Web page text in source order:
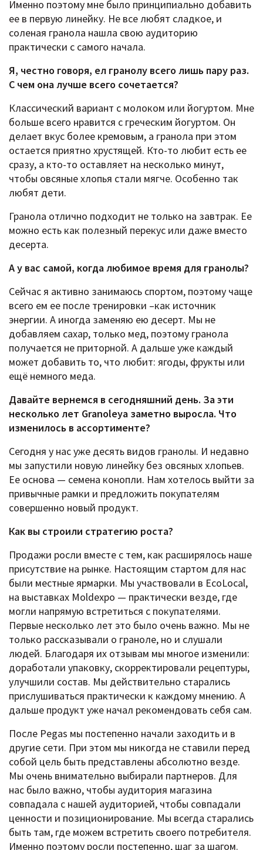
Именно поэтому мне было принципиально добавить
ее в первую линейку. Не все любят сладкое, и
соленая гранола нашла свою аудиторию
практически с самого начала.
Я, честно говоря, ел гранолу всего лишь пару раз.
С чем она лучше всего сочетается?
Классический вариант с молоком или йогуртом. Мне
больше всего нравится с греческим йогуртом. Он
делает вкус более кремовым, а гранола при этом
остается приятно хрустящей. Кто-то любит есть ее
сразу, а кто-то оставляет на несколько минут,
чтобы овсяные хлопья стали мягче. Особенно так
любят дети.
Гранола отлично подходит не только на завтрак. Ее
можно есть как полезный перекус или даже вместо
десерта.
А у вас самой, когда любимое время для гранолы?
Сейчас я активно занимаюсь спортом, поэтому чаще
всего ем ее после тренировки –как источник
энергии. А иногда заменяю ею десерт. Мы не
добавляем сахар, только мед, поэтому гранола
получается не приторной. А дальше уже каждый
может добавить то, что любит: ягоды, фрукты или
ещё немного меда.
Давайте вернемся в сегодняшний день. За эти
несколько лет Granoleya заметно выросла. Что
изменилось в ассортименте?
Сегодня у нас уже десять видов гранолы. И недавно
мы запустили новую линейку без овсяных хлопьев.
Ее основа — семена конопли. Нам хотелось выйти за
привычные рамки и предложить покупателям
совершенно новый продукт.
Как вы строили стратегию роста?
Продажи росли вместе с тем, как расширялось наше
присутствие на рынке. Настоящим стартом для нас
были местные ярмарки. Мы участвовали в EcoLocal,
на выставках Moldexpo — практически везде, где
могли напрямую встретиться с покупателями.
Первые несколько лет это было очень важно. Мы не
только рассказывали о граноле, но и слушали
людей. Благодаря их отзывам мы многое изменили:
доработали упаковку, скорректировали рецептуры,
улучшили состав. Мы действительно старались
прислушиваться практически к каждому мнению. А
дальше продукт уже начал рекомендовать себя сам.
После Pegas мы постепенно начали заходить и в
другие сети. При этом мы никогда не ставили перед
собой цель быть представлены абсолютно везде.
Мы очень внимательно выбирали партнеров. Для
нас было важно, чтобы аудитория магазина
совпадала с нашей аудиторией, чтобы совпадали
ценности и позиционирование. Мы всегда старались
быть там, где можем встретить своего потребителя.
Именно поэтому росли постепенно, шаг за шагом.